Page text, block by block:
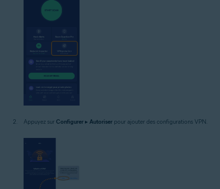
Appuyez sur Configurer ▸ Autoriser pour ajouter des configurations VPN.